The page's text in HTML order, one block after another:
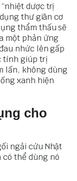
dược trị
thư giãn cơ
thẩm thấu sẽ
một phản ứng
nhức lên gấp
tính giúp trị
lấn, không dùng
xanh hiện
cho
ngải cứu Nhật
có thể dùng nó